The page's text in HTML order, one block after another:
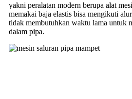
yakni peralatan modern berupa alat
memakai baja elastis bisa mengikuti
tidak membutuhkan waktu lama untuk
dalam pipa.